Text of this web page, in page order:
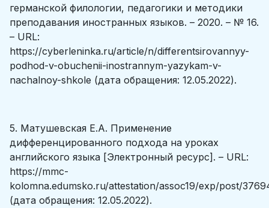
германской филологии, педагогики и методики
преподавания иностранных языков. – 2020. – № 16.
– URL:
https://cyberleninka.ru/article/n/differentsirovannyy-
podhod-v-obuchenii-inostrannym-yazykam-v-
nachalnoy-shkole (дата обращения: 12.05.2022).
5. Матушевская Е.А. Применение
дифференцированного подхода на уроках
английского языка [Электронный ресурс]. – URL:
https://mmc-
kolomna.edumsko.ru/attestation/assoc19/exp/post/
(дата обращения: 12.05.2022).